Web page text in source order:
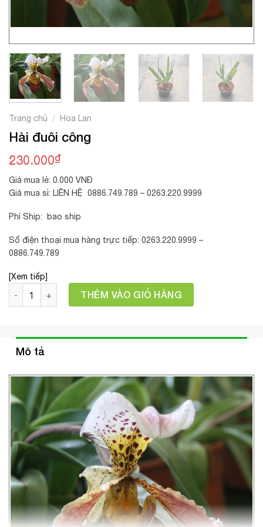
Trang chủ / Hoa Lan
Hài đuôi công
230.000₫
Giá mua lẻ: 0.000 VNĐ
Giá mua sỉ: LIÊN HỆ 0886.749.789 – 0263.220.9999
Phí Ship: bao ship
Số điện thoại mua hàng trực tiếp: 0263.220.9999 –
0886.749.789
[Xem tiếp]
Số lượng THÊM VÀO GIỎ HÀNG
Mô tả